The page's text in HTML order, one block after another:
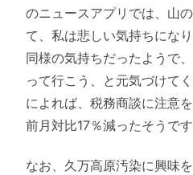
のニュースアプリでは、山
て、私は悲しい気持ちにな
同様の気持ちだったようで
って行こう、と元気づけて
によれば、税務商談に注意
前月対比17％減ったそうです
なお、久万高原汚染に興味